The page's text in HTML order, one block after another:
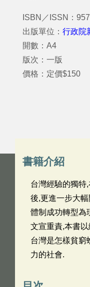
ISBN／ISSN：
出版單位： 行政院
開數：A4
版次：一版
價格：定價$150
書籍介紹
台灣經驗的獨特
後,更進一步大
體制成功轉型為
文宣重責,本書
台灣是怎樣貧窮
力的社會.